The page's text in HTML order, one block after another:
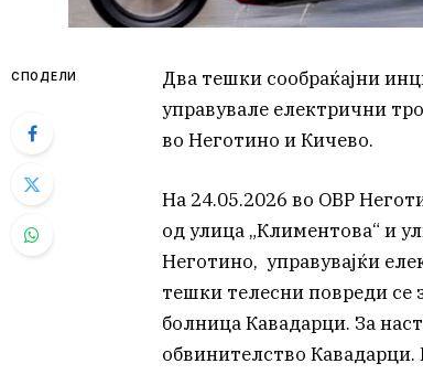
СПОДЕЛИ
Два тешки сообраќајни
управувале електрични
во Неготино и Кичево.
На 24.05.2026 во ОВР
од улица „Климентова“ и
Неготино, управувајќи
тешки телесни повреди
болница Кавадарци. За
обвинителство